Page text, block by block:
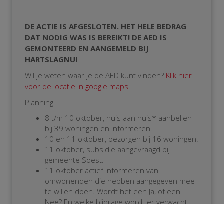
DE ACTIE IS AFGESLOTEN. HET HELE BEDRAG
DAT NODIG WAS IS BEREIKT! DE AED IS
GEMONTEERD EN AANGEMELD BIJ
HARTSLAGNU!
Wil je weten waar je de AED kunt vinden? Klik hier
voor de locatie in google maps.
Planning
8 t/m 10 oktober, huis aan huis* aanbellen
bij 39 woningen en informeren.
10 en 11 oktober, bezorgen bij 16 woningen.
11 oktober, subsidie aangevraagd bij
gemeente Soest.
11 oktober actief informeren van
omwonenden die hebben aangegeven mee
te willen doen. Wordt het een Ja, of een